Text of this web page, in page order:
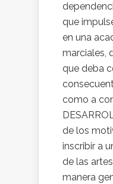
que
en una
marciales,
que deba
como a
de los
inscribir a
de las
manera